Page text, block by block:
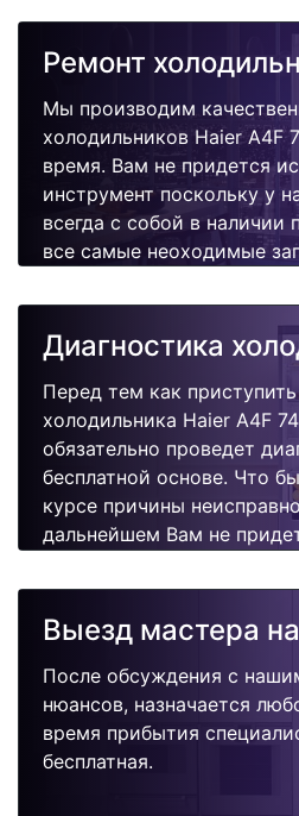
Ремонт
Мы производим
холодильников Haier A4F
время. Вам не придется
инструмент поскольку у
всегда с собой в наличии
все самые неоходимые
качественно и недорого.
Диагностика
Перед тем как
холодильника Haier A4F
обязательно проведет
бесплатной основе. Что
курсе причины
дальнейшем Вам не
поломок.
Выезд мастера
После обсуждения с
нюансов, назначается
время прибытия
бесплатная.